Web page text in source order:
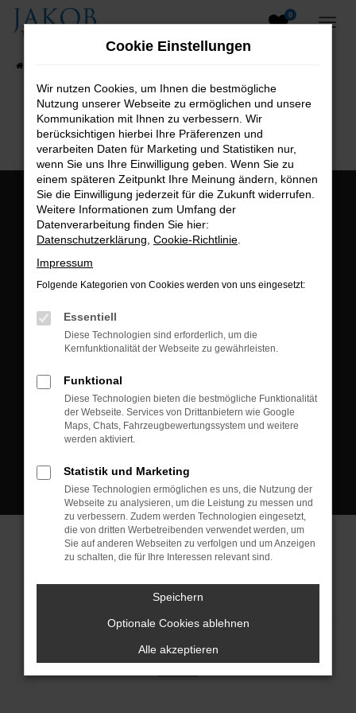
Zum
0
B2B-Shop
Öffnungszeiten:
Montag bis Freitag:
Postadresse:
Kontakt:
Tel.: +49 3745 760 90 20
Fax: +49 3745 760 90 21
Mail: fj@jakob-trading.com
Cookie Einstellungen
© 2026 Jakob Trading GmbH | Neustädter Straße 1 | DE-08223
Neustadt/Vogtland | fj@jakob-trading.com | Webdesign by audaris.de
Cookie Einstellungen
Wir nutzen Cookies, um Ihnen die bestmögliche
Nutzung unserer Webseite zu ermöglichen und unsere
Kommunikation mit Ihnen zu verbessern. Wir
berücksichtigen hierbei Ihre Präferenzen und
verarbeiten Daten für Marketing und Statistiken nur,
wenn Sie uns Ihre Einwilligung geben. Wenn Sie zu
einem späteren Zeitpunkt Ihre Meinung ändern, können
Sie die Einwilligung jederzeit für die Zukunft widerrufen.
Weitere Informationen zum Umfang der
Datenverarbeitung finden Sie hier:
Datenschutzerklärung Cookie-Richtlinie
Impressum
Folgende Kategorien von Cookies werden von uns eingesetzt:
Essentiell
Diese Technologien sind erforderlich, um die
Kernfunktionalität der Webseite zu gewährleisten.
Funktional
Diese Technologien bieten die bestmögliche Funktionalität
der Webseite. Services von Drittanbietern wie Google
Maps, Chats, Fahrzeugbewertungssystem und weitere
werden aktiviert.
Statistik und Marketing
Diese Technologien ermöglichen es uns, die Nutzung der
Webseite zu analysieren, um die Leistung zu messen und
zu verbessern. Zudem werden Technologien eingesetzt,
die von dritten Werbetreibenden verwendet werden, um
Sie auf anderen Webseiten zu verfolgen und um Anzeigen
zu schalten, die für Ihre Interessen relevant sind.
Speichern
Optionale Cookies ablehnen
Alle akzeptieren